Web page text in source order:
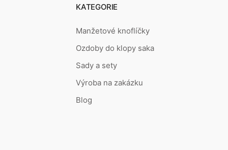
KATEGORIE
Manžetové knoflíčky
Ozdoby do klopy saka
Sady a sety
Výroba na zakázku
Blog